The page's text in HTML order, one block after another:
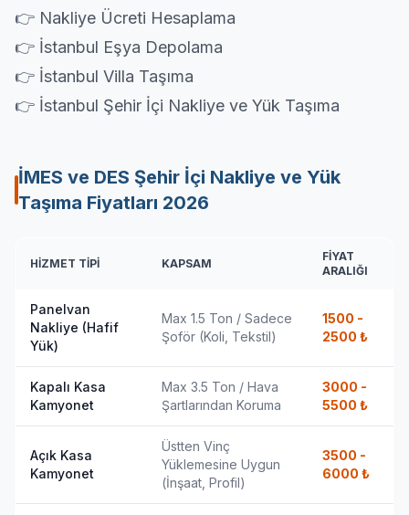
👉 Nakliye Ücreti Hesaplama
👉 İstanbul Eşya Depolama
👉 İstanbul Villa Taşıma
👉 İstanbul Şehir İçi Nakliye ve Yük Taşıma
İMES ve DES Şehir İçi Nakliye ve Yük
Taşıma Fiyatları 2026
HIZMET TIPI KAPSAM
FIYAT
ARALIĞI
Panelvan
Nakliye (Hafif
Yük)
Max 1.5 Ton / Sadece
Şoför (Koli, Tekstil)
1500 -
2500 ₺
Kapalı Kasa
Kamyonet
Max 3.5 Ton / Hava
Şartlarından Koruma
3000 -
5500 ₺
Açık Kasa
Kamyonet
Üstten Vinç
Yüklemesine Uygun
(İnşaat, Profil)
3500 -
6000 ₺